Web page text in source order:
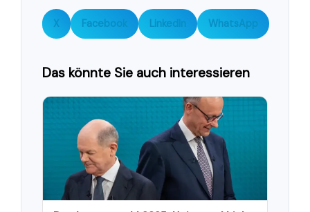
X Facebook LinkedIn WhatsApp
Das könnte Sie auch interessieren